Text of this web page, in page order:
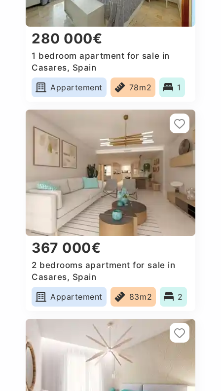
280 000€
1 bedroom apartment for sale in
Casares, Spain
Appartement
78m2 1
367 000€
2 bedrooms apartment for sale in
Casares, Spain
Appartement
83m2 2